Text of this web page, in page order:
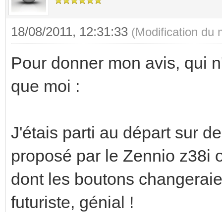
18/08/2011, 12:31:33 (Modification du
Pour donner mon avis, qui
que moi :
J'étais parti au départ sur
proposé par le Zennio z38i
dont les boutons
futuriste, génial !